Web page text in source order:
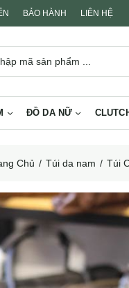
BẢO HÀNH LIÊN HỆ
ĐỒ DA NỮ
Chủ Túi da nam Túi